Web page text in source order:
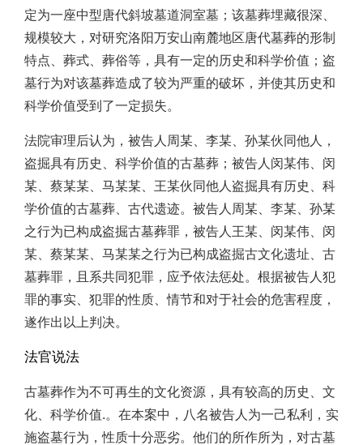
定为一座中型唐代斜坡墓道洞室墓；该墓葬埋藏很深、
规模较大，对研究洛阳万安山南麓地区唐代墓葬的形制
特点、葬式、葬俗等，具有一定的历史和科学价值；盗
墓行为对该墓葬造成了较为严重的破坏，并使其历史和
科学价值受到了一定损失。
法院审理后认为，被告人周某、李某、孙某伙同他人，
盗掘具有历史、科学价值的古墓葬；被告人闵某伟、闵
某、蔡某某、马某某、王某伙同他人盗掘具有历史、科
学价值的古墓葬、古代遗迹。 被告人周某、李某、孙某
之行为已构成盗掘古墓葬罪，被告人王某、闵某伟、闵
某、蔡某某、马某某之行为已构成盗掘古文化遗址、古
墓葬罪，且系共同犯罪，应予依法惩处。 根据被告人犯
罪的事实、犯罪的性质、情节和对于社会的危害程度，
遂作出以上判决。
法官说法
古墓葬作为不可再生的文化资源，具有较高的历史、文
化、科学价值.。在本案中，八名被告人为一己私利，实
施盗墓行为，性质十分恶劣。他们的所作所为，对古墓